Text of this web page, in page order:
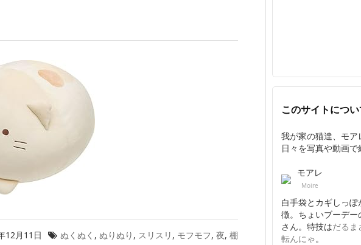
12月11日 ぬくぬく , ぬりぬり , スリスリ , モフモフ, 夜, 棚
このサイトにつ
我が家の猫達、モ
日々を写真や動画で
モアレ
Moire
白手袋とカギしっぽ
徴。ちょいブーデー
さん。特技はだるま
転んにゃ。